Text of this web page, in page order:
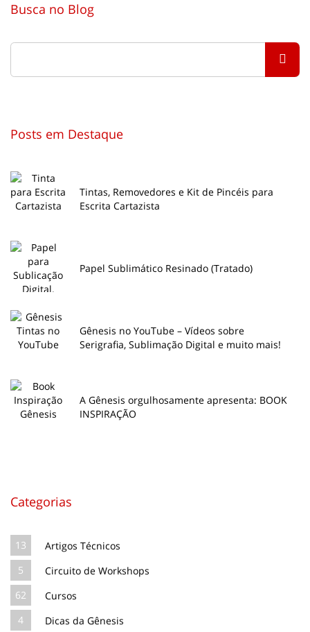
Busca no Blog
Posts em Destaque
Tintas, Removedores e Kit de Pincéis para
Escrita Cartazista
Papel Sublimático Resinado (Tratado)
Gênesis no YouTube – Vídeos sobre
Serigrafia, Sublimação Digital e muito mais!
A Gênesis orgulhosamente apresenta: BOOK
INSPIRAÇÃO
Categorias
13
Artigos Técnicos
5
Circuito de Workshops
62
Cursos
4
Dicas da Gênesis